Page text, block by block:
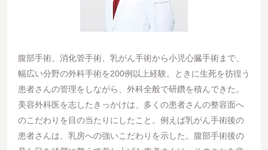
腹部手術、消化管手術、乳がん手術から小児心臓手術まで、
幅広い分野の外科手術を200例以上経験。ときに生死を彷徨う
患者さんの管理をしながら、外科全般で研鑽を積んできた。
美容外科医を志したきっかけは、多くの患者さんの整容面へ
のこだわりを目の当たりにしたこと。例えば乳がん手術後の
患者さんは、乳房への強いこだわりを示した。腹部手術後の